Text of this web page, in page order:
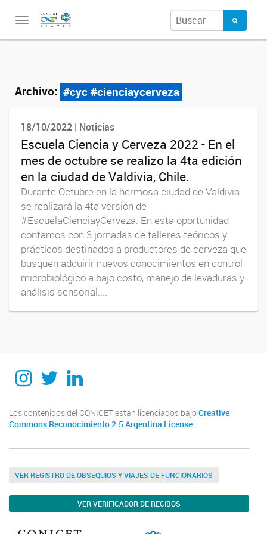
Toggle
Archivo: #cyc #cienciaycerveza
18/10/2022 | Noticias
Escuela Ciencia y Cerveza 2022 - En el
mes de octubre se realizo la 4ta edición
en la ciudad de Valdivia, Chile.
Durante Octubre en la hermosa ciudad de Valdivia
se realizará la 4ta versión de
#EscuelaCienciayCerveza. En esta oportunidad
contamos con 3 jornadas de talleres teóricos y
prácticos destinados a productores de cerveza que
busquen adquirir nuevos conocimientos en control
microbiológico a bajo costo, manejo de levaduras y
análisis sensorial....
Instagram
TwitterLinkedin
Los contenidos del CONICET están licenciados bajo Creative
Commons Reconocimiento 2.5 Argentina License
VER REGISTRO DE OBSEQUIOS Y VIAJES DE FUNCIONARIOS
VER VERIFICADOR DE RECIBOS